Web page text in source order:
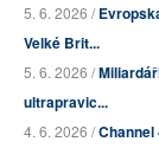
5. 6. 2026 /
Velké Brit...
5. 6. 2026 /
ultrapravic...
4. 6. 2026 /